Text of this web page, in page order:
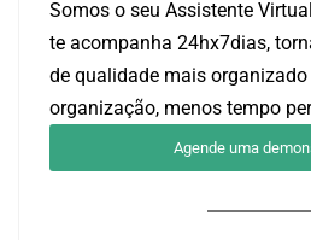
Somos o seu Assistente
te acompanha 24hx7dias,
de qualidade mais
organização, menos tempo
Agende uma